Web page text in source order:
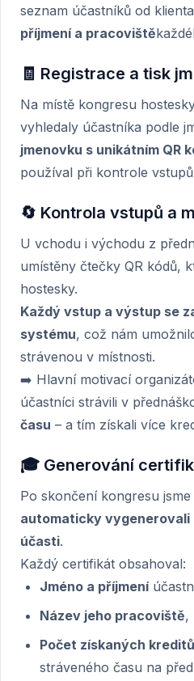
seznam účastníků od
příjmení a pracoviště
🧾 Registrace a tisk
Na místě kongresu
vyhledaly účastníka podle
jmenovku s unikátním QR
používal při kontrole
🔄 Kontrola vstupů a
U vchodu i východu z
umístěny čtečky QR kódů,
hostesky.
Každý vstup a výstup se
systému, což nám
strávenou v místnosti.
➡️ Hlavní motivací
účastníci strávili v
času – a tím získali více
🎓 Generování
Po skončení kongresu
automaticky vygenerovali
účasti.
Každý certifikát obsahoval:
Jméno a příjmení
Název jeho pracoviště,
Počet získaných kreditů
stráveného času na